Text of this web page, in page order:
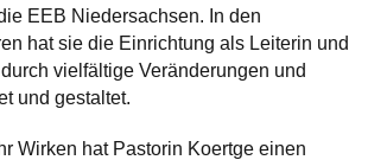
EEB Niedersachsen. In den
hat sie die Einrichtung als Leiterin und
vielfältige Veränderungen und
und gestaltet.
Wirken hat Pastorin Koertge einen